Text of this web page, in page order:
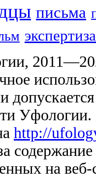
письма
экспертиза
http://
на